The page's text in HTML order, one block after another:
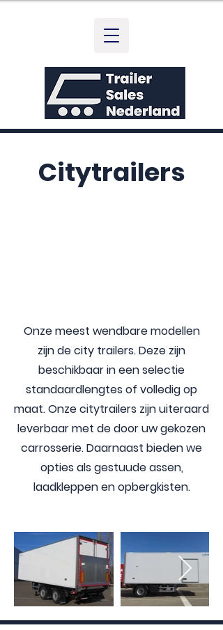
Citytrailers
Onze meest wendbare modellen
zijn de city trailers. Deze zijn
beschikbaar in een selectie
standaardlengtes of volledig op
maat. Onze citytrailers zijn uiteraard
leverbaar met de door uw gekozen
carrosserie. Daarnaast bieden we
opties als gestuude assen,
laadkleppen en opbergkisten.